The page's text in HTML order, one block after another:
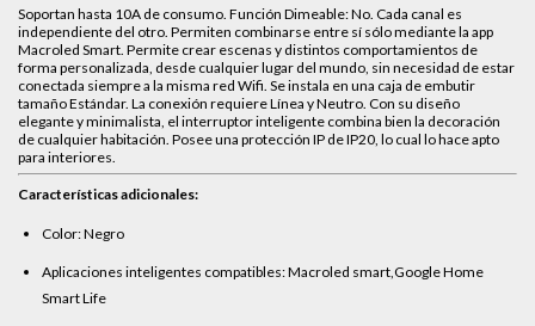
Soportan hasta 10A de consumo. Función Dimeable: No. Cada canal es
independiente del otro. Permiten combinarse entre sí sólo mediante la app
Macroled Smart. Permite crear escenas y distintos comportamientos de
forma personalizada, desde cualquier lugar del mundo, sin necesidad de estar
conectada siempre a la misma red Wifi. Se instala en una caja de embutir
tamaño Estándar. La conexión requiere Línea y Neutro. Con su diseño
elegante y minimalista, el interruptor inteligente combina bien la decoración
de cualquier habitación. Posee una protección IP de IP20, lo cual lo hace apto
para interiores.
Características adicionales:
Color: Negro
Aplicaciones inteligentes compatibles: Macroled smart,Google Home
Smart Life